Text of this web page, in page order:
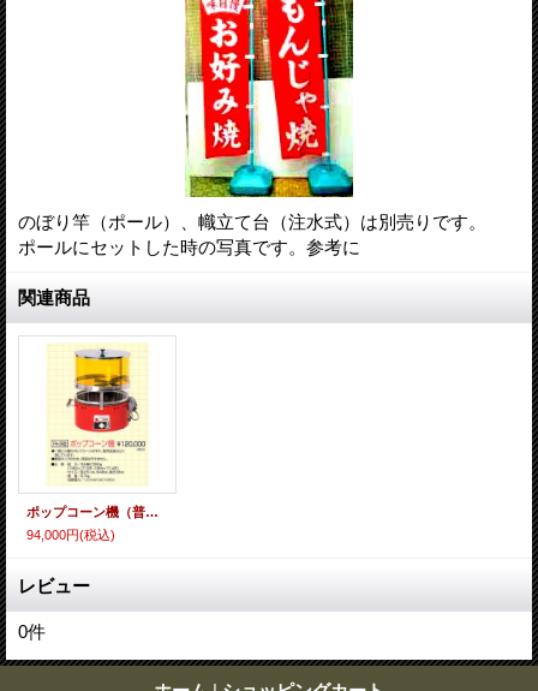
のぼり竿（ポール）、幟立て台（注水式）は別売りです。
ポールにセットした時の写真です。参考に
関連商品
ポップコーン機（普及タイプ）
94,000円(税込)
レビュー
0件